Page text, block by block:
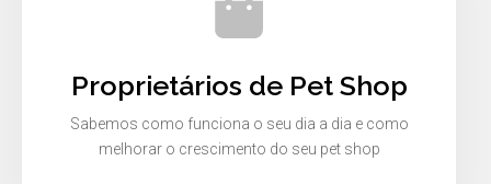
Proprietários de Pet Shop
Sabemos como funciona o seu dia a dia e como
melhorar o crescimento do seu pet shop